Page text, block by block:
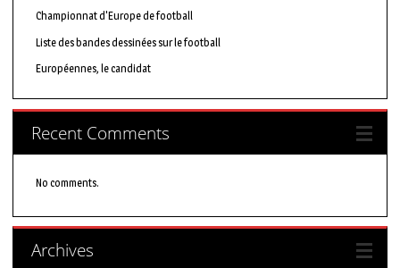
Championnat d'Europe de football
Liste des bandes dessinées sur le football
Européennes, le candidat
Recent Comments
No comments.
Archives